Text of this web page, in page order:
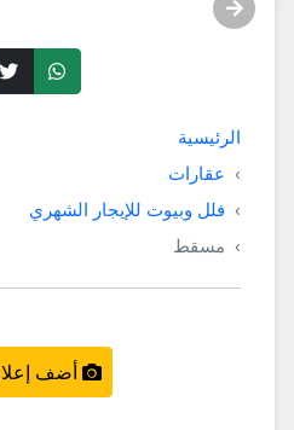
الرئيسية
عقارات
فلل وبيوت للإيجار الشهري
مسقط
أضف إعلان جديد